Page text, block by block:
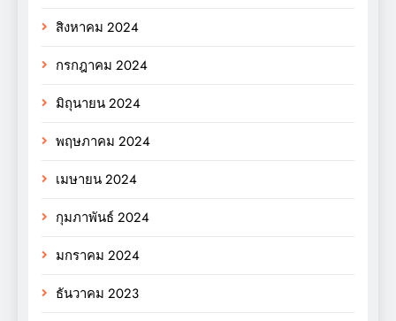
สิงหาคม 2024
กรกฎาคม 2024
มิถุนายน 2024
พฤษภาคม 2024
เมษายน 2024
กุมภาพันธ์ 2024
มกราคม 2024
ธันวาคม 2023